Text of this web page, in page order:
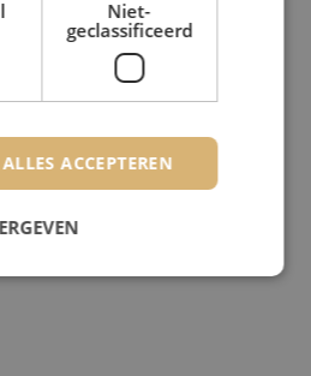
Niet-
geclassificeerd
ALLES ACCEPTEREN